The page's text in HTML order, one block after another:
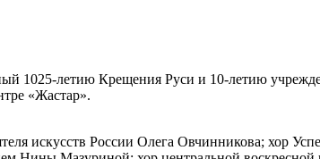
1025-летию Крещения Руси и 10-летию
«Жастар».
искусств России Олега Овчинникова; хор